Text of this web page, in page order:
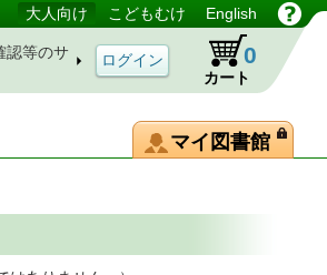
大人向け こどもむけ English
認等のサ
カート
0
マイ図書館